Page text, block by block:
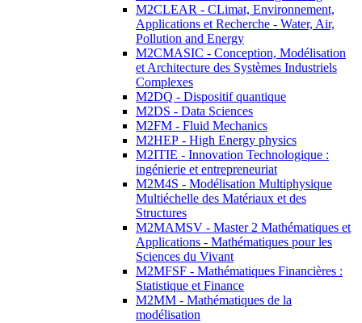
M2CLEAR - CLimat, Environnement,
Applications et Recherche - Water, Air,
Pollution and Energy
M2CMASIC - Conception, Modélisation
et Architecture des Systèmes Industriels
Complexes
M2DQ - Dispositif quantique
M2DS - Data Sciences
M2FM - Fluid Mechanics
M2HEP - High Energy physics
M2ITIE - Innovation Technologique :
ingénierie et entrepreneuriat
M2M4S - Modélisation Multiphysique
Multiéchelle des Matériaux et des
Structures
M2MAMSV - Master 2 Mathématiques et
Applications - Mathématiques pour les
Sciences du Vivant
M2MFSF - Mathématiques Financières :
Statistique et Finance
M2MM - Mathématiques de la
modélisation